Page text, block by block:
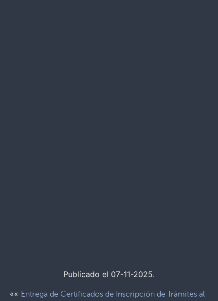
Publicado el 07-11-2025.
«« Entrega de Certificados de Inscripción de Trámites al